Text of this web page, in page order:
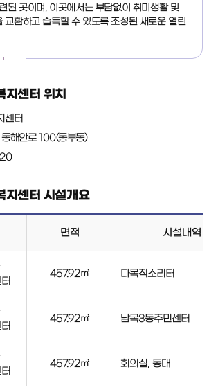
된 곳이며, 이곳에서는 부담없이 취미생활 및
교환하고 습득할 수 있도록 조성된 새로운 열린
지센터 위치
센터
해안로 100(동부동)
지센터 시설개요
면적 시설내역
457.92㎡ 다목적소리터
457.92㎡ 남목3동주민센터
457.92㎡ 회의실, 동대